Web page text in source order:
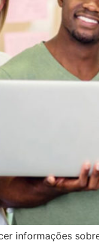
informações